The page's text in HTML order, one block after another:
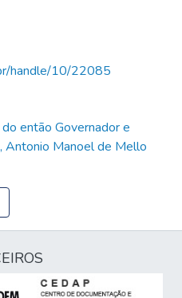
handle/10/22085
então Governador e
Antonio Manoel de Mello